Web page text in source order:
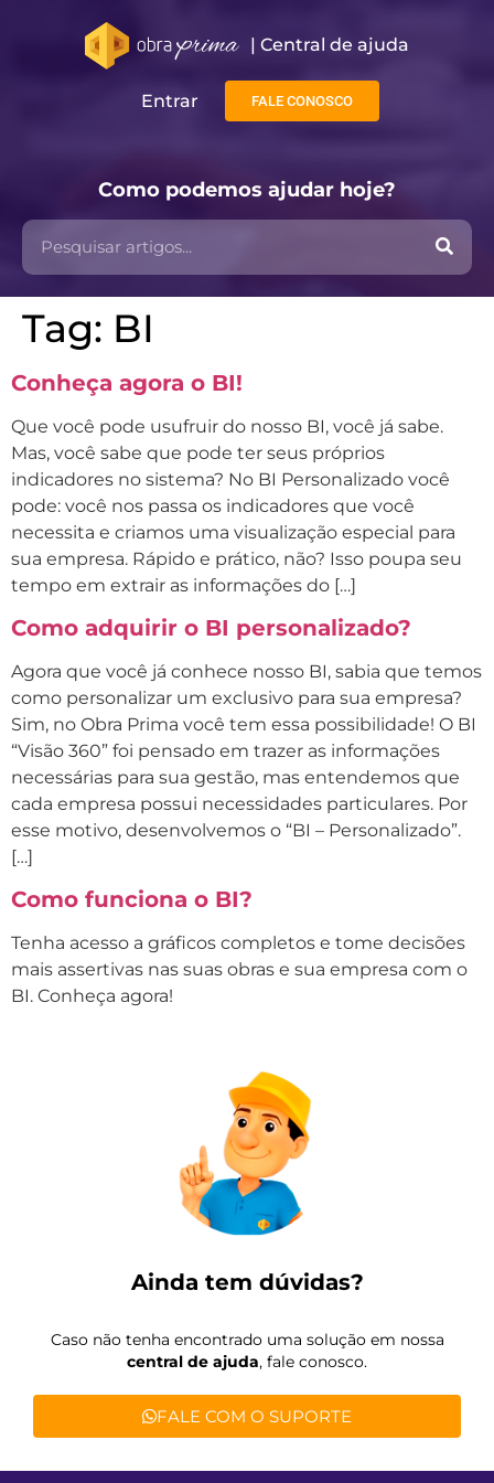
| Central de ajuda​
Entrar FALE CONOSCO
Como podemos ajudar hoje?
Tag: BI
Conheça agora o BI!
Que você pode usufruir do nosso BI, você já sabe.
Mas, você sabe que pode ter seus próprios
indicadores no sistema? No BI Personalizado você
pode: você nos passa os indicadores que você
necessita e criamos uma visualização especial para
sua empresa. Rápido e prático, não? Isso poupa seu
tempo em extrair as informações do […]
Como adquirir o BI personalizado?
Agora que você já conhece nosso BI, sabia que temos
como personalizar um exclusivo para sua empresa?
Sim, no Obra Prima você tem essa possibilidade! O BI
“Visão 360” foi pensado em trazer as informações
necessárias para sua gestão, mas entendemos que
cada empresa possui necessidades particulares. Por
esse motivo, desenvolvemos o “BI – Personalizado”.
[…]
Como funciona o BI?
Tenha acesso a gráficos completos e tome decisões
mais assertivas nas suas obras e sua empresa com o
BI. Conheça agora!
Ainda tem dúvidas?
Caso não tenha encontrado uma solução em nossa
central de ajuda, fale conosco.
FALE COM O SUPORTE